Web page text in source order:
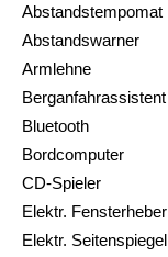
Abstandstempomat
Abstandswarner
Armlehne
Berganfahrassistent
Bluetooth
Bordcomputer
CD-Spieler
Elektr. Fensterheber
Elektr. Seitenspiegel